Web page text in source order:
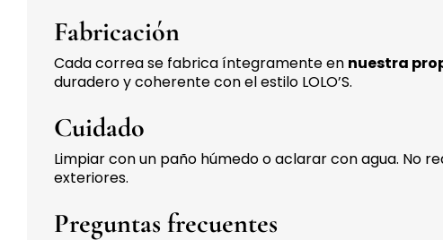
Fabricación
Cada correa se fabrica íntegramente en nuestra
duradero y coherente con el estilo LOLO’S.
Cuidado
Limpiar con un paño húmedo o aclarar con agua. No
exteriores.
Preguntas frecuentes